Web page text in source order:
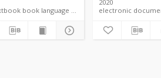
TUL textbook book language document
2020